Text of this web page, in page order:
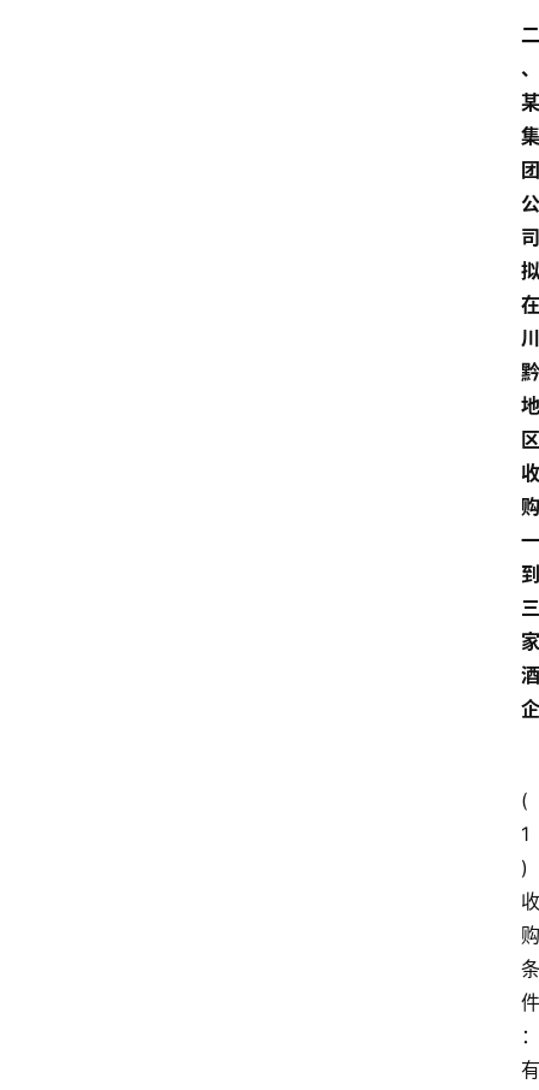
二
、
某
集
团
公
司
拟
在
川
黔
地
区
收
购
一
到
三
家
酒
企
(
1
)
收
购
条
件
：
有